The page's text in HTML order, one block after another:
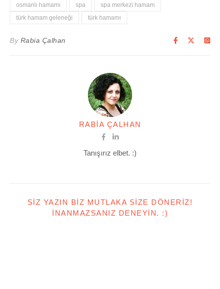
osmanlı hamamı spa
spa merkezi hamam
türk hamam geleneği
türk hamamı
By Rabia Çalhan
RABIA ÇALHAN
Tanışırız elbet. :)
SIZ YAZIN BIZ MUTLAKA SIZE DÖNERIZ!
İNANMAZSANIZ DENEYIN. :)